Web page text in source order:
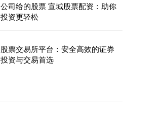
公司给的股票 宣城股票配资：助你
投资更轻松
股票交易所平台：安全高效的证券
投资与交易首选